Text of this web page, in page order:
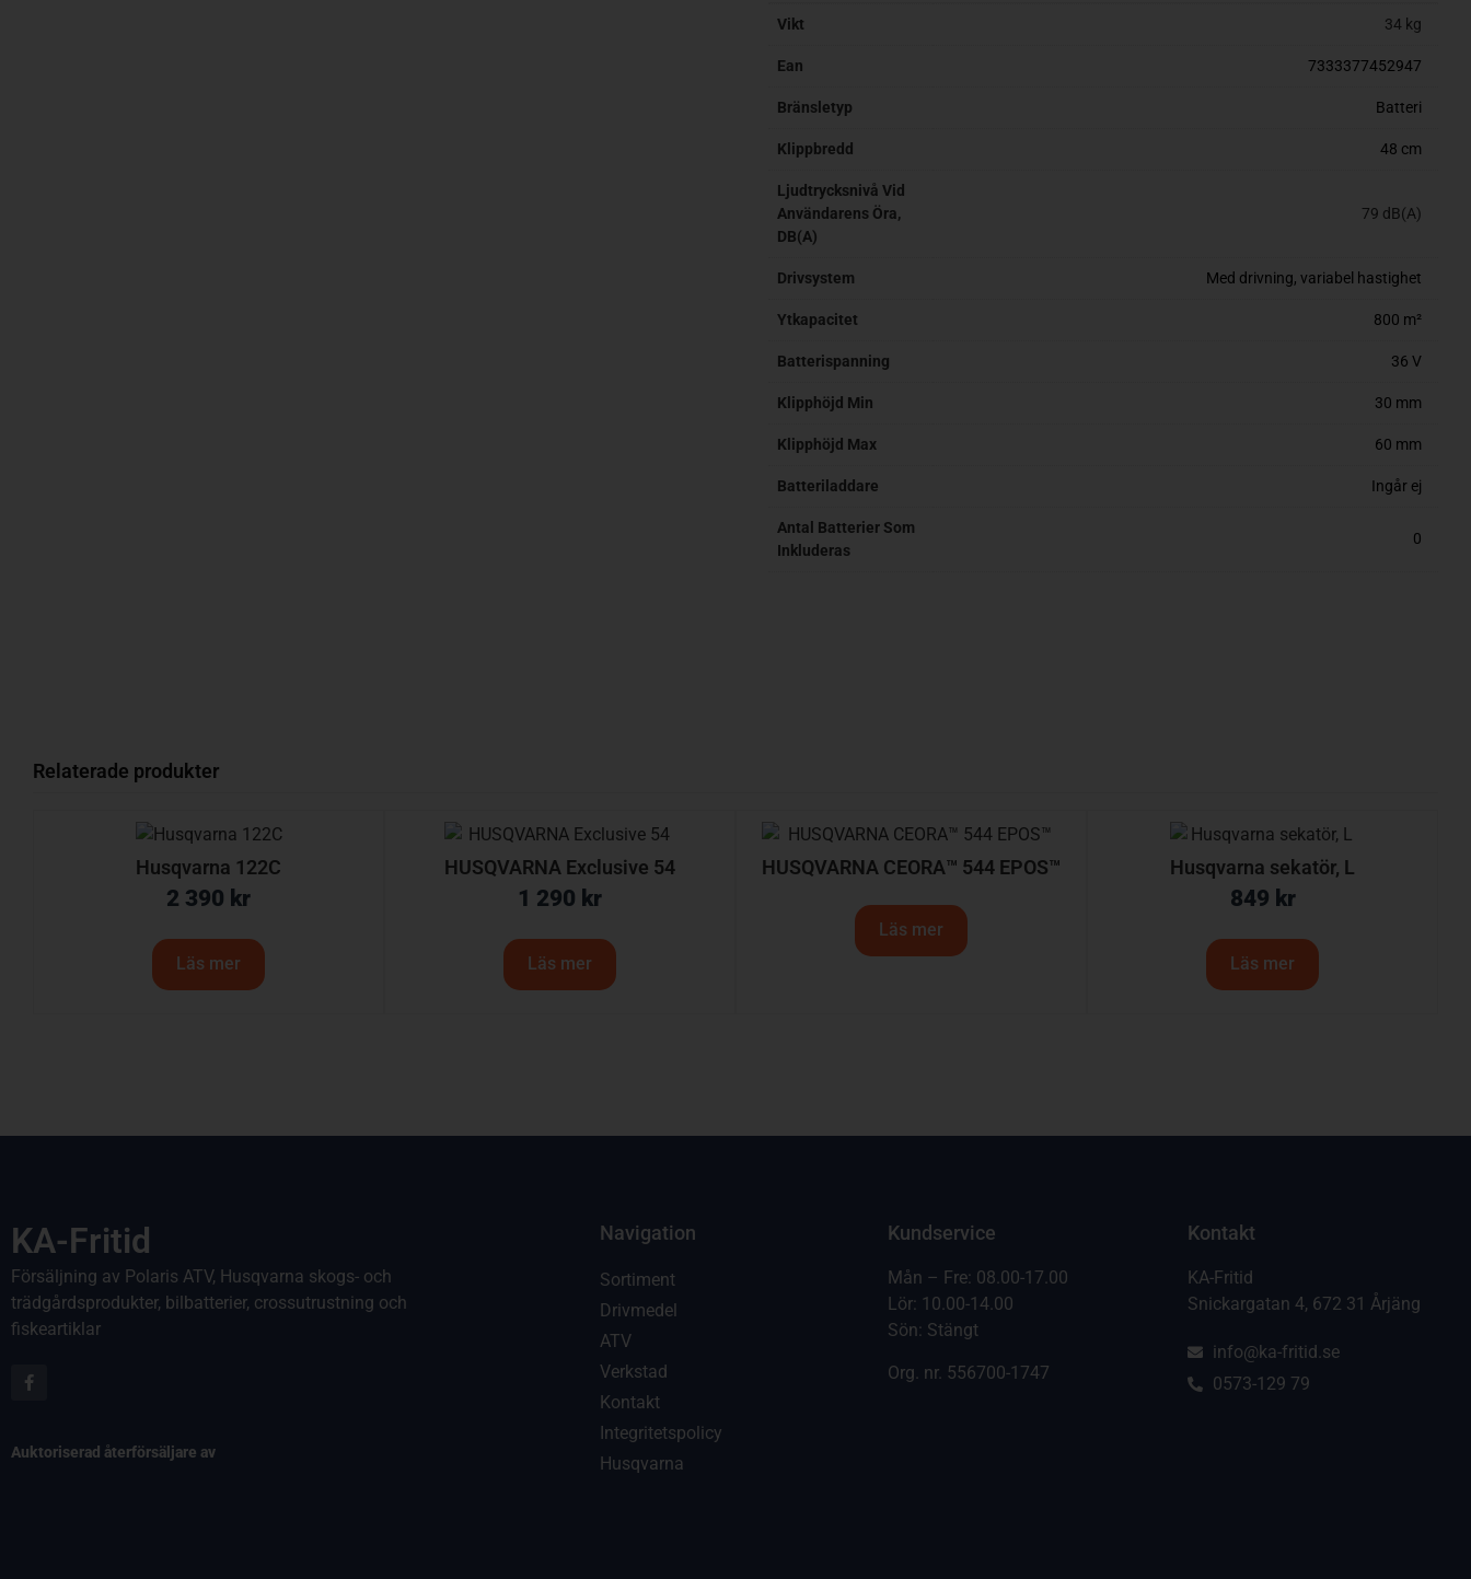
Vikt 34 kg
Ean 7333377452947
Bränsletyp Batteri
Klippbredd 48 cm
Ljudtrycksnivå Vid
Användarens Öra,
DB(A)
79 dB(A)
Drivsystem Med drivning, variabel hastighet
Ytkapacitet 800 m²
Batterispanning 36 V
Klipphöjd Min 30 mm
Klipphöjd Max 60 mm
Batteriladdare Ingår ej
Antal Batterier Som
Inkluderas
0
Relaterade produkter
Husqvarna 122C
2 390 kr
Läs mer
HUSQVARNA Exclusive 54
1 290 kr
Läs mer
HUSQVARNA CEORA™ 544 EPOS™
Läs mer
Husqvarna sekatör, L
849 kr
Läs mer
KA-Fritid
Försäljning av Polaris ATV, Husqvarna skogs- och
trädgårdsprodukter, bilbatterier, crossutrustning och
fiskeartiklar
Auktoriserad återförsäljare av
Navigation
Sortiment
Drivmedel
ATV
Verkstad
Kontakt
Integritetspolicy
Husqvarna
Kundservice
Mån – Fre: 08.00-17.00
Lör: 10.00-14.00
Sön: Stängt
Org. nr. 556700-1747
Kontakt
KA-Fritid
Snickargatan 4, 672 31 Årjäng
info@ka-fritid.se
0573-129 79